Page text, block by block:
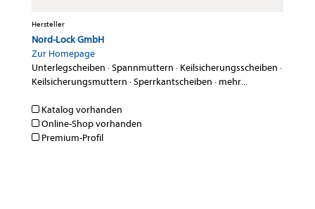
Hersteller
Nord-Lock GmbH
Zur Homepage
Unterlegscheiben ·Spannmuttern · Keilsicherungsscheiben ·
Keilsicherungsmuttern ·Sperrkantscheiben · mehr...
Katalog vorhanden
Online-Shop vorhanden
Premium-Profil